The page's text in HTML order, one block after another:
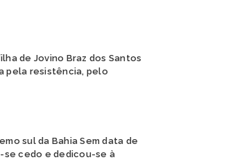
de Jovino Braz dos Santos
pela resistência, pelo
sul da Bahia Sem data de
se cedo e dedicou-se à